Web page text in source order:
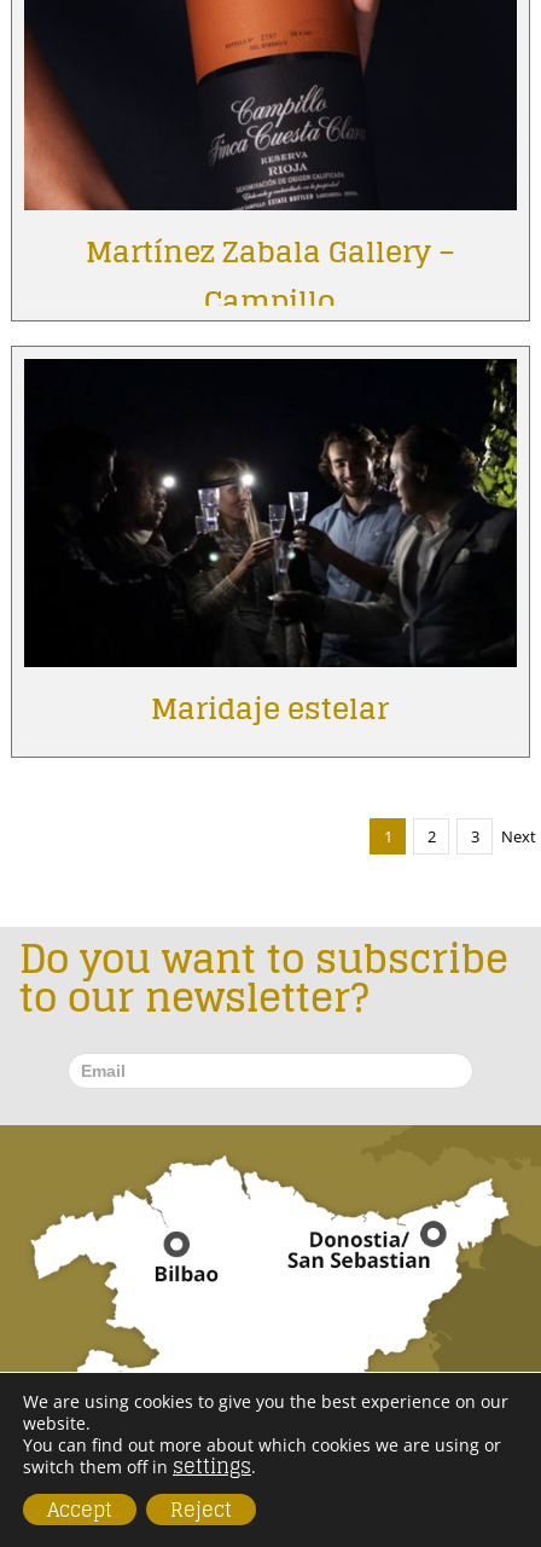
Martínez Zabala Gallery –
Campillo
Maridaje estelar
1 2 3 Next
Do you want to subscribe
to our newsletter?
We are using cookies to give you the best experience on our
website.
You can find out more about which cookies we are using or
switch them off in settings.
Accept Reject